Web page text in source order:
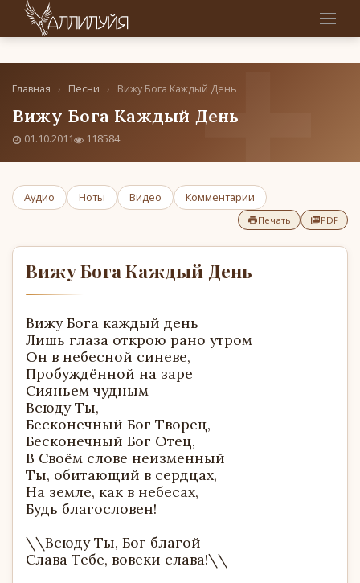
Главная › Песни › Вижу Бога Каждый День
Вижу Бога Каждый День
01.10.2011 118584
Аудио Ноты Видео Комментарии
Печать PDF
Вижу Бога Каждый День
Вижу Бога каждый день
Лишь глаза открою рано утром
Он в небесной синеве,
Пробуждённой на заре
Сияньем чудным
Всюду Ты,
Бесконечный Бог Творец,
Бесконечный Бог Отец,
В Своём слове неизменный
Ты, обитающий в сердцах,
На земле, как в небесах,
Будь благословен!
\\Всюду Ты, Бог благой
Слава Тебе, вовеки слава!\\